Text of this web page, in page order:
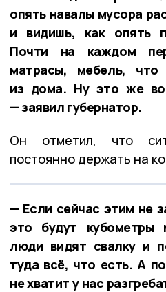
опять навалы мусора
и видишь, как опять
Почти на каждом
матрасы, мебель,
из дома. Ну это же
— заявил губернатор.
Он отметил, что
постоянно держать на
— Если сейчас этим не
это будут кубометры
люди видят свалку и
туда всё, что есть. А
не хватит у нас